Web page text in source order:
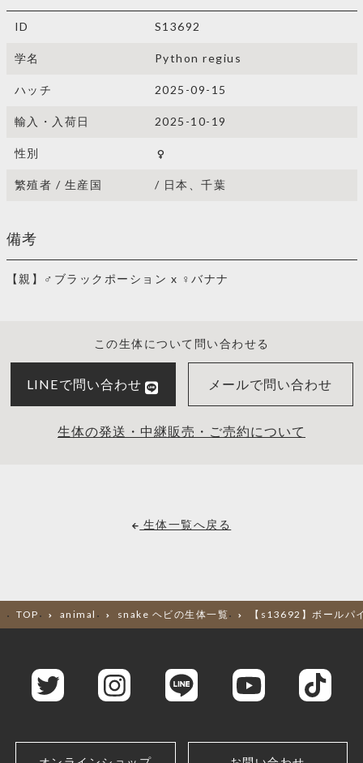
ID S13692
学名 Python regius
ハッチ 2025-09-15
輸入・入荷日 2025-10-19
性別 female
繁殖者 / 生産国 / 日本、千葉
備考
【親】♂ブラックポーション x ♀バナナ
この生体について問い合わせる
LINEで問い合わせ メールで問い合わせ
生体の発送・中継販売・ご売約について
生体一覧へ戻る
TOP animal snake ヘビの生体一覧 【s13692】ボールパ